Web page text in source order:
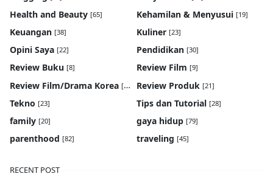
Health and Beauty [65] Kehamilan & Menyusui [19]
Keuangan [38] Kuliner [23]
Opini Saya [22] Pendidikan [30]
Review Buku [8] Review Film [9]
Review Film/Drama Korea [22] Review Produk [21]
Tekno [23] Tips dan Tutorial [28]
family [20] gaya hidup [79]
parenthood [82] traveling [45]
RECENT POST